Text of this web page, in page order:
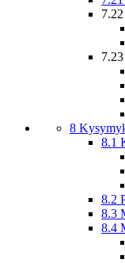
8
8.1
8.2
8.3
8.4